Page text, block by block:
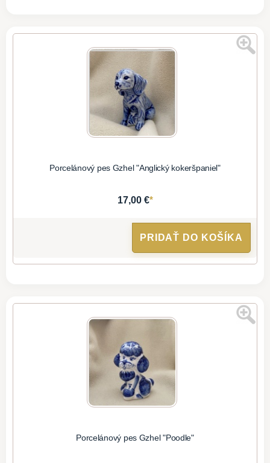
Porcelánový pes Gzhel "Anglický kokeršpaniel"
17,00 €*
PRIDAŤ DO KOŠÍKA
Porcelánový pes Gzhel "Poodle"